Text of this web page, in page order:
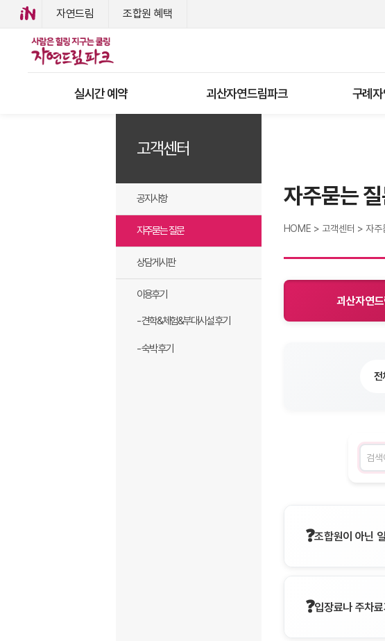
자연드림 조합원 혜택
실시간 예약 괴산자연드림파크 구례
고객센터
공지사항
자주묻는 질문
상담게시판
이용후기
- 견학&체험&부대시설 후기
- 숙박 후기
자주묻는
HOME > 고객센터 > 자주
괴산자연
전
검색
조합원이 아닌
입장료나 주차